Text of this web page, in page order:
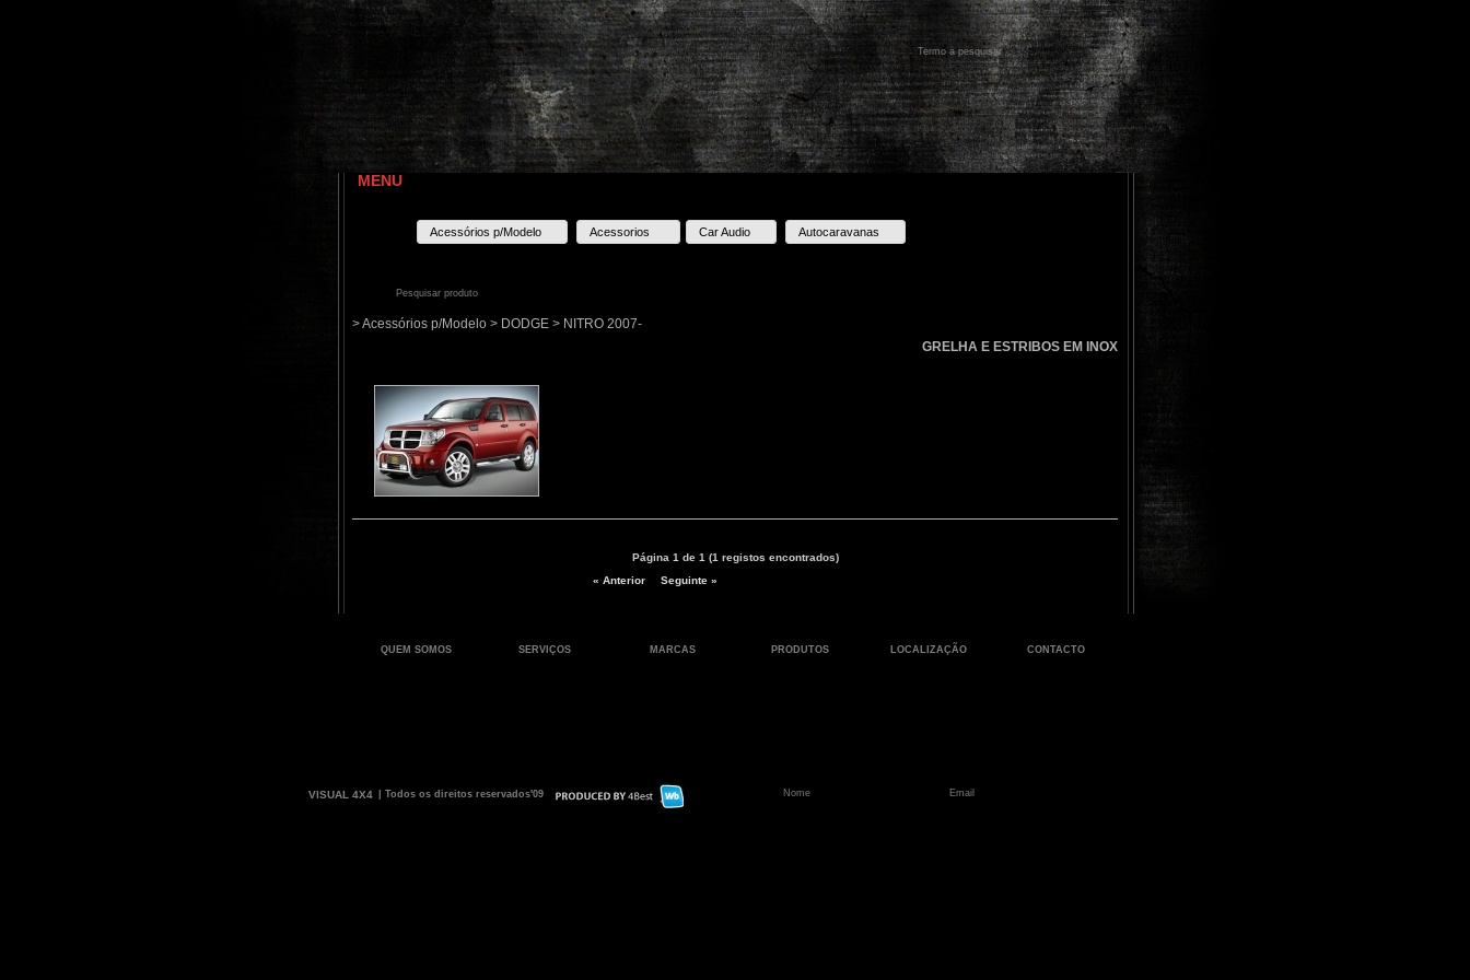
MENU
Acessórios p/Modelo Acessorios Car Audio Autocaravanas
> Acessórios p/Modelo > DODGE > NITRO 2007-
GRELHA E ESTRIBOS EM INOX
Página 1 de 1 (1 registos encontrados)
« Anterior
Seguinte »
QUEM SOMOS SERVIÇOS MARCAS PRODUTOS LOCALIZAÇÃO CONTACTO
VISUAL 4X4 | Todos os direitos reservados'09